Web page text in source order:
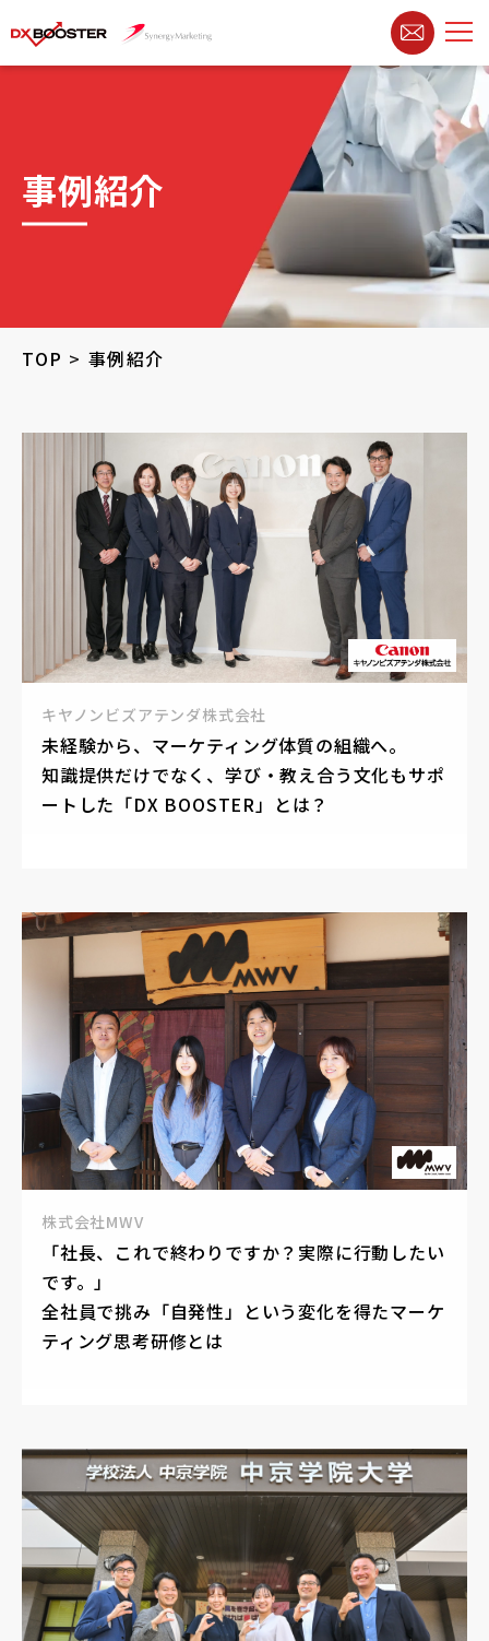
事例紹介
TOP 事例紹介
キヤノンビズアテンダ株式会社
未経験から、マーケティング体質の組織へ。
知識提供だけでなく、学び・教え合う文化もサポ
ートした「DX BOOSTER」とは？
株式会社MWV
「社長、これで終わりですか？実際に行動したい
です。」
全社員で挑み「自発性」という変化を得たマーケ
ティング思考研修とは